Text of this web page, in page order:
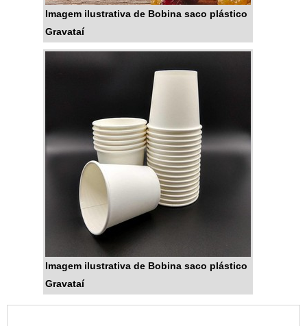
Imagem ilustrativa de Bobina saco plástico
Gravataí
Imagem ilustrativa de Bobina saco plástico
Gravataí